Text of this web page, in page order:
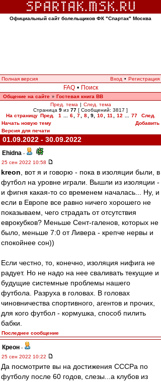
Официальный сайт болельщиков ФК "Спартак" Москва
Полная версия Вход • Регистрация
FAQ • Поиск
Общение на сайте » Гостевая книга ВВ
Пред. тема | След. тема
Страница 9 из 77 [ Сообщений: 3817 ]
На страницу Пред. 1 6 7 8 9, 10 11 12 77
След.
Начать новую тему
Добавить
Версия для печати
01.09.2022 - 30.09.2022
Ehidna -
25 сен 2022 10:58
kreon , вот я и говорю - пока в изоляции были, в
футбол на уровне играли. Вышли из изоляции -
и фигня какая-то со временем началась... Ну, и
если в Европе все равно ничего хорошего не
показываем, чего страдать от отсутствия
еврокубков? Меньше Сент-галенов, которых не
было, меньше 7:0 от Ливера - крепче нервы и
спокойнее сон))
Если честно, то, конечно, изоляция нифига не
радует. Но не надо на нее сваливать текущие и
будущие системные проблемы нашего
футбола. Разруха в головах. В головах
чиновничества спортивного, агентов и прочих,
для кого футбол - кормушка, способ пилить
бабки.
Последнее сообщение
Креон -
25 сен 2022 10:22
Да посмотрите вы на достижения СССРа по
футболу после 60 годов, слезы...а клубов из